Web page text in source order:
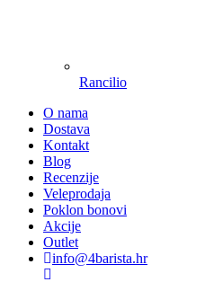
Rancilio
O nama
Dostava
Kontakt
Blog
Recenzije
Veleprodaja
Poklon bonovi
Akcije
Outlet
info@4barista.hr